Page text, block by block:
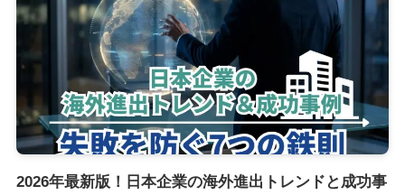
2026年最新版！日本企業の海外進出トレンドと成功事